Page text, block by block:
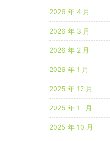
2026 年 4 月
2026 年 3 月
2026 年 2 月
2026 年 1 月
2025 年 12 月
2025 年 11 月
2025 年 10 月